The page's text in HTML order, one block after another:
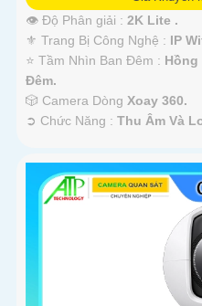
👁 Độ Phân giải : 2K Lite .
⚜️ Trang Bị Công Nghệ : IP
⭐ Tầm Nhìn Ban Đêm : Hồng
Ðêm.
🎲 Camera Dòng Xoay 360.
️➲ Chức Năng : Thu Âm Và